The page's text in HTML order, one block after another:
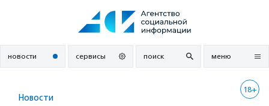
новости сервисы поиск меню
18+
Новости